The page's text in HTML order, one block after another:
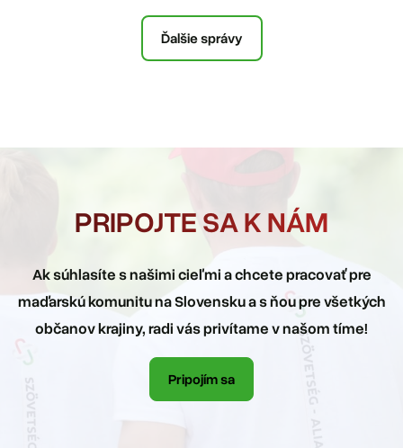
Ďalšie správy
PRIPOJTE SA K NÁM
Ak súhlasíte s našimi cieľmi a chcete pracovať pre
maďarskú komunitu na Slovensku a s ňou pre všetkých
občanov krajiny, radi vás privítame v našom tíme!
Pripojím sa